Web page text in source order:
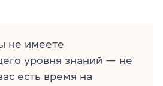
не имеете
уровня знаний — не
есть время на